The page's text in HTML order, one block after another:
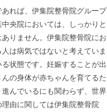
れば、伊集院整骨院グループ
央院においては、しっかりと
りません。伊集院整骨院にお
は病気ではないと考えていま
状態です。妊娠することが出
の身体が赤ちゃんを育てるた
んでいるにも関わらず、世界
由に関しては伊集院整骨院